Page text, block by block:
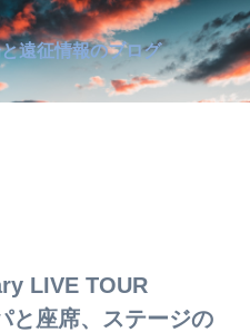
遠征情報のブログ
LIVE TOUR
と座席、ステージの